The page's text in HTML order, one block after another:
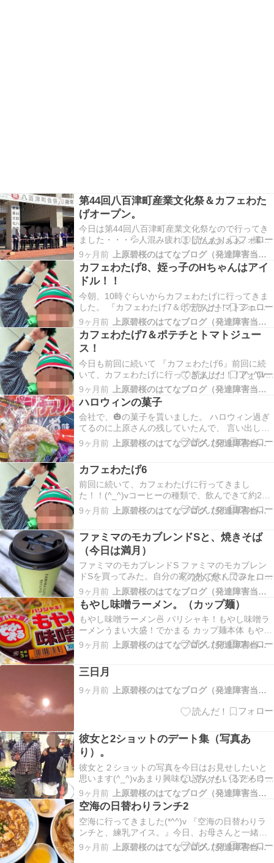
第44回八百津町産業文化祭＆カフェわた
げオープン。
今日は第44回八百津町産業文化祭なので行ってき
ました・・・💦人混み疲れましたぁぁぁぁ。 撮影
するのも必死。。。 何か町長の演説が始まった。
興味深く訊いてました。 こうゆう場所に行くと、
「並ぶ、並ぶ、並ぶ・・・」「人、人、
人・・・」 たい焼き、五平餅、たこ焼きのブー
ス、めっちゃ並…
9ヶ月前 上原碧桜のはてなブログ（発達障害当事者）
カフェわたげ8、姪っ子のHちゃんはアイ
ドル！！
今朝、10時ぐらいからカフェわたげに行ってきま
した。 『カフェわたげ7＆ポテチとトマトジュー
ス！』今日も前回に続いて 『カフェわたげ6』前
回に続いて、カフェわたげに行ってきました！！
(^_^)vコーヒーの種類で、飲んできて約2ヶ
月・・・ 前回の記事 …ameblo.jp 今日は…
9ヶ月前 上原碧桜のはてなブログ（発達障害当事者）
カフェわたげ7＆ポテチとトマトジュー
ス！
今日も前回に続いて 『カフェわたげ6』前回に続
いて、カフェわたげに行ってきました！！(^_^)vコ
ーヒーの種類で、飲んできて約2ヶ月・・・ 前回
の記事 『カフェわたげ5＆みたらし団子』僕がず
っ…ameblo.jp カフェわたげに行ってきました。順
番に飲んでるんだったネ。。。 今…
9ヶ月前 上原碧桜のはてなブログ（発達障害当事者）
ハロウィンの菓子
会社で、🎃の菓子を貰いました。 ハロウィン過ぎ
てるのに上原さんの残していたんで、 言い出し
て、貰いました！(^o^)vなんて嬉しい😆 今日はこ
れだけ。。。 画像圧縮もしてません。スマホで更
19:07） すき焼き風煮弁当 今日の弁当🍱です…
9ヶ月前 上原碧桜のはてなブログ（発達障害当事者）
カフェわたげ6
前回に続いて、カフェわたげに行ってきまし
た！！(^_^)vコーヒーの種類で、飲んできて約2ヶ
月・・・ 前回の記事 『カフェわたげ5＆みたらし
団子』僕がずっとわたげのメニューを順番に、飲
げ4&ザ厚切り深さ４倍のためのペッパーソルト味
の…
9ヶ月前 上原碧桜のはてなブログ（発達障害当事者）
ファミマのモカブレンドSと、焼きそば
（今日は満月）
ファミマのモカブレンドS ファミマのモカブレン
ドSを買ってみた。自分の家の外で飲んでみた。
晴れ晴れとした天気に、この濃さが解りますよ
ね・・・(;^_^A 家の中に持ち帰って、飲んでみた
ｗ 濃さが家の中の方だと、暗さの影響なのか、わ
かりやすい(-_-;) （どこで持って飲んでる…
9ヶ月前 上原碧桜のはてなブログ（発達障害当事者）
もやし味噌ラーメン。（カップ麺）
もやし味噌ラーメン🍜 パリシャキ！もやし味噌ラ
ーメンうまい大盛！でかまる カップ麺本体 もやし
味噌ラーメンがカップ麺でも美味しく頂ける！！
昆布茶を飲みながらゆっくり休憩します。 カスタ
いですよね！！ 今朝、写真公開した三日月につ
い…
9ヶ月前 上原碧桜のはてなブログ（発達障害当事者）
三日月
9ヶ月前 上原碧桜のはてなブログ（発達障害当事者）
彼女と2ショットのデート集（写真あ
り）。
彼女と２ショットの写真を今日はお見せしたいと
思います(^_^)vあまり興味ない方々もいるだろう
し、羨ましいって言う人々もいるだろうし、どっ
ちこっちだなぁって感じますな。 今年は彼女とデ
ート回数14回ぐらいですかね。遠距離なの
で・・・彼女は瑞浪の子で、僕の町から、約20km
も離れ…
9ヶ月前 上原碧桜のはてなブログ（発達障害当事者）
空海の日替わりランチ2
空海に行ってきました(*^^)v 『空海の日替わりラ
ンチと、練乳アイス。』今日、お母さんと一緒に
空海らーめん屋さんに行ってきました。 日替わり
ランチが、こんなメニューでした。 ・）麻婆
9ヶ月前 上原碧桜のはてなブログ（発達障害当事者）